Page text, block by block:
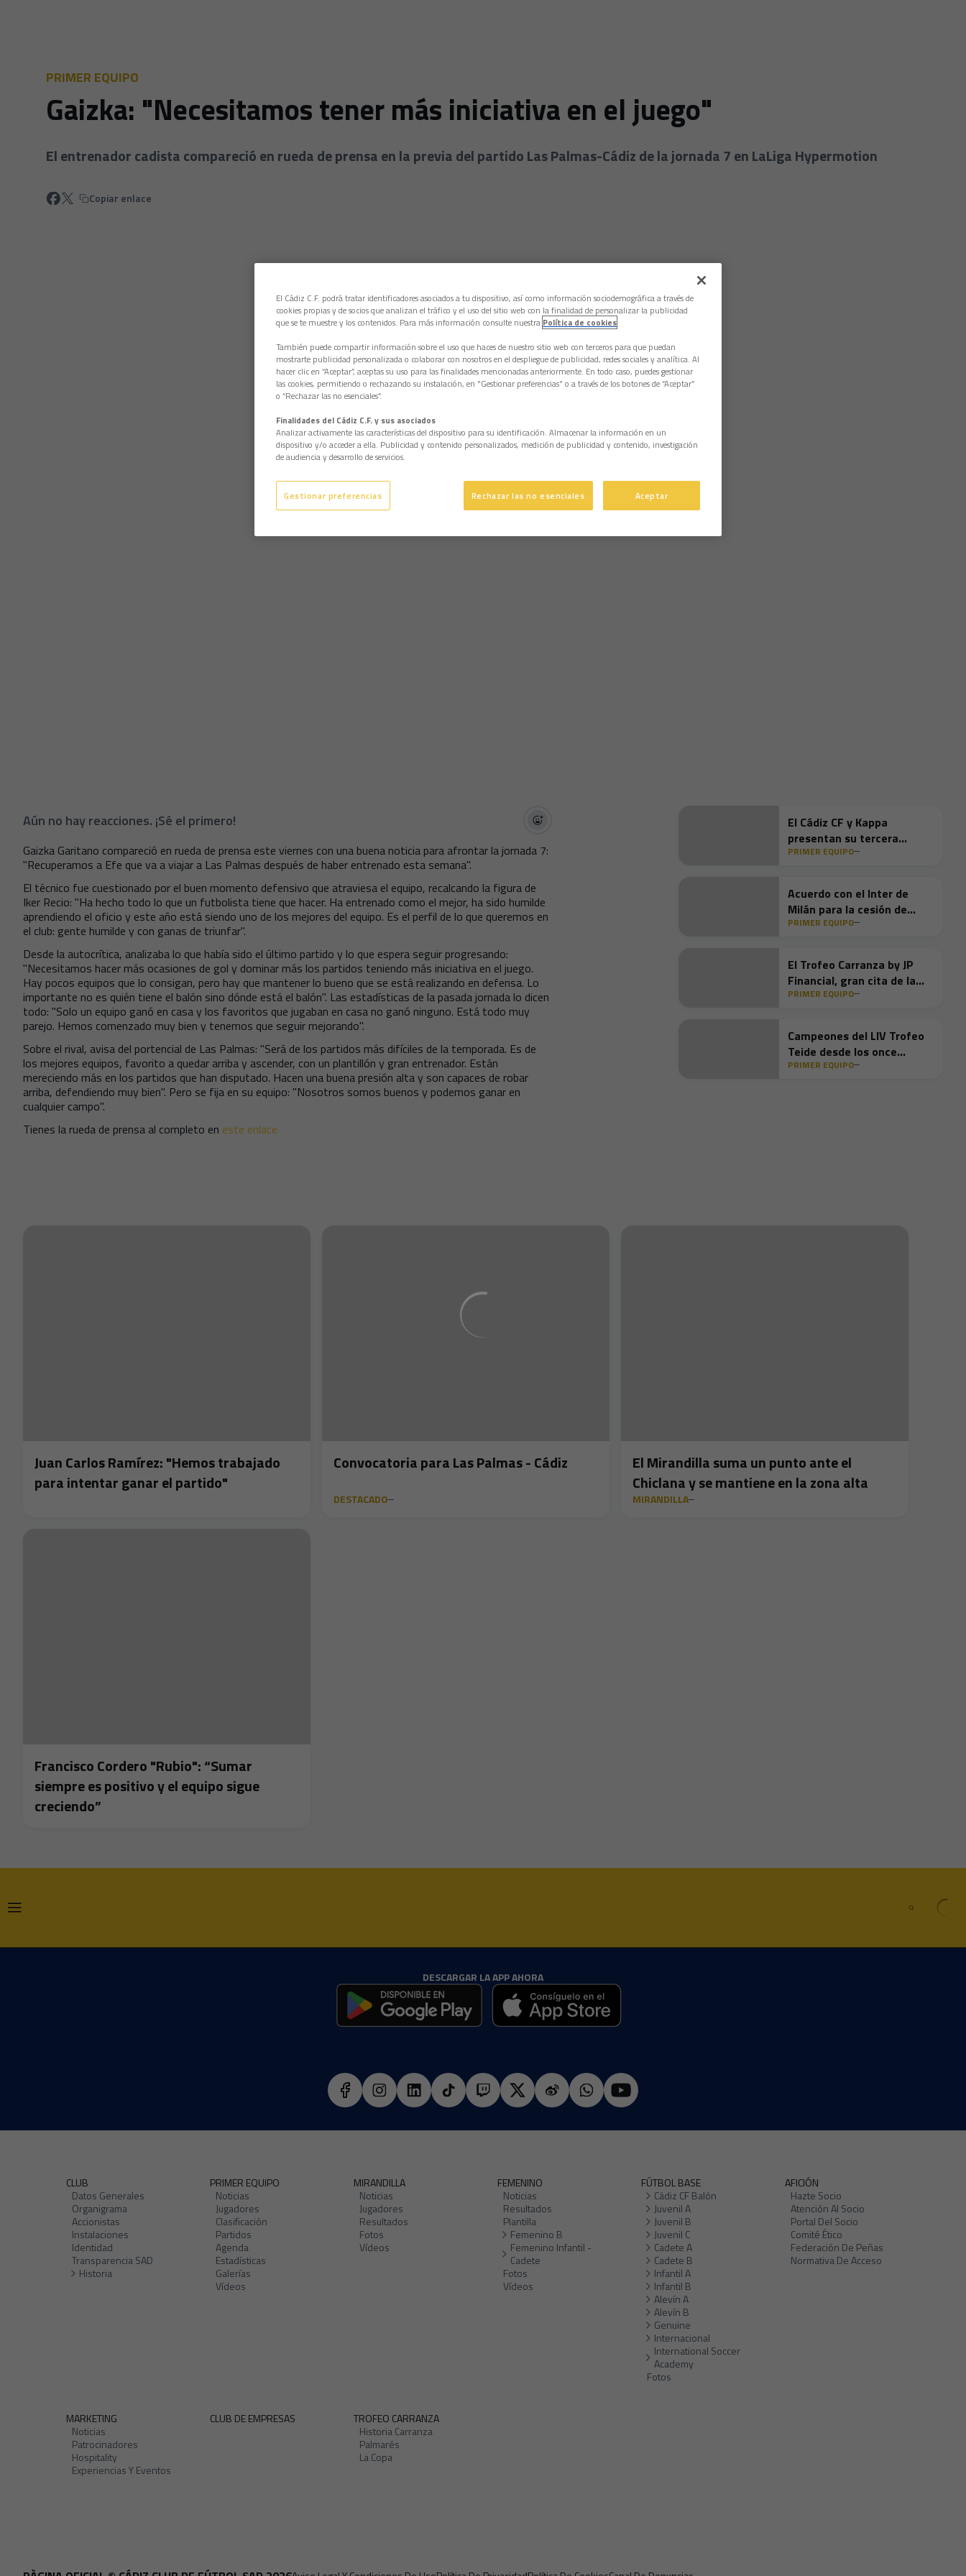
PRIMER EQUIPO
Gaizka: "Necesitamos tener más iniciativa en el juego"
El entrenador cadista compareció en rueda de prensa en la previa del partido Las Palmas-Cádiz de la jornada 7 en LaLiga Hypermotion
Copiar enlace
Aún no hay reacciones. ¡Sé el primero!
Gaizka Garitano compareció en rueda de prensa este viernes con una buena noticia para afrontar la jornada 7:
"Recuperamos a Efe que va a viajar a Las Palmas después de haber entrenado esta semana".
El técnico fue cuestionado por el buen momento defensivo que atraviesa el equipo, recalcando la figura de
Iker Recio: "Ha hecho todo lo que un futbolista tiene que hacer. Ha entrenado como el mejor, ha sido humilde
aprendiendo el oficio y este año está siendo uno de los mejores del equipo. Es el perfil de lo que queremos en
el club: gente humilde y con ganas de triunfar".
Desde la autocrítica, analizaba lo que había sido el último partido y lo que espera seguir progresando:
"Necesitamos hacer más ocasiones de gol y dominar más los partidos teniendo más iniciativa en el juego.
Hay pocos equipos que lo consigan, pero hay que mantener lo bueno que se está realizando en defensa. Lo
importante no es quién tiene el balón sino dónde está el balón". Las estadísticas de la pasada jornada lo dicen
todo: "Solo un equipo ganó en casa y los favoritos que jugaban en casa no ganó ninguno. Está todo muy
parejo. Hemos comenzado muy bien y tenemos que seguir mejorando".
Sobre el rival, avisa del portencial de Las Palmas: "Será de los partidos más difíciles de la temporada. Es de
los mejores equipos, favorito a quedar arriba y ascender, con un plantillón y gran entrenador. Están
mereciendo más en los partidos que han disputado. Hacen una buena presión alta y son capaces de robar
arriba, defendiendo muy bien". Pero se fija en su equipo: "Nosotros somos buenos y podemos ganar en
cualquier campo".
Tienes la rueda de prensa al completo en este enlace
El Cádiz CF y Kappa
presentan su tercera
equipación 2026/27: la
PRIMER EQUIPO
Acuerdo con el Inter de
Milán para la cesión de
Dilan Zárate
PRIMER EQUIPO
El Trofeo Carranza by JP
Financial, gran cita de la
cuarta semana de
PRIMER EQUIPO
Campeones del LIV Trofeo
Teide desde los once
metros
PRIMER EQUIPO
Juan Carlos Ramírez: "Hemos trabajado
para intentar ganar el partido"
Convocatoria para Las Palmas - Cádiz
DESTACADO
El Mirandilla suma un punto ante el
Chiclana y se mantiene en la zona alta
MIRANDILLA
Francisco Cordero "Rubio": “Sumar
siempre es positivo y el equipo sigue
creciendo”
DESCARGAR LA APP AHORA
CLUB
Datos Generales
Organigrama
Accionistas
Instalaciones
Identidad
Transparencia SAD
Historia
PRIMER EQUIPO
Noticias
Jugadores
Clasificación
Partidos
Agenda
Estadísticas
Galerías
Vídeos
MIRANDILLA
Noticias
Jugadores
Resultados
Fotos
Vídeos
FEMENINO
Noticias
Resultados
Plantilla
Femenino B
Femenino Infantil -
Cadete
Fotos
Vídeos
FÚTBOL BASE
Cádiz CF Balón
Juvenil A
Juvenil B
Juvenil C
Cadete A
Cadete B
Infantil A
Infantil B
Alevín A
Alevín B
Genuine
Internacional
International Soccer
Academy
Fotos
AFICIÓN
Hazte Socio
Atención Al Socio
Portal Del Socio
Comité Ético
Federación De Peñas
Normativa De Acceso
MARKETING
Noticias
Patrocinadores
Hospitality
Experiencias Y Eventos
CLUB DE EMPRESAS
TROFEO CARRANZA
Historia Carranza
Palmarés
La Copa
El Cádiz C.F. podrá tratar identificadores asociados a tu dispositivo, así como información sociodemográfica a través de
cookies propias y de socios que analizan el tráfico y el uso del sitio web con la finalidad de personalizar la publicidad
que se te muestre y los contenidos. Para más información consulte nuestra Política de cookies
También puede compartir información sobre el uso que haces de nuestro sitio web con terceros para que puedan
mostrarte publicidad personalizada o colaborar con nosotros en el despliegue de publicidad, redes sociales y analítica. Al
hacer clic en “Aceptar”, aceptas su uso para las finalidades mencionadas anteriormente. En todo caso, puedes gestionar
las cookies, permitiendo o rechazando su instalación, en "Gestionar preferencias" o a través de los botones de “Aceptar”
o “Rechazar las no esenciales”.
Finalidades del Cádiz C.F. y sus asociados
Analizar activamente las características del dispositivo para su identificación. Almacenar la información en un
dispositivo y/o acceder a ella. Publicidad y contenido personalizados, medición de publicidad y contenido, investigación
de audiencia y desarrollo de servicios.
Gestionar preferencias Rechazar las no esenciales Aceptar